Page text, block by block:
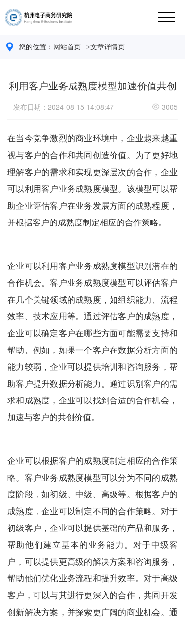
您的位置： 网站首页 >文章详情页
利用客户业务成熟度模型加速价值共创
发布日期：2024-08-15 14:08:47 3005
在当今竞争激烈的商业环境中，企业越来越重
视与客户的合作和共同创造价值。为了更好地
理解客户的需求和实现更深层次的合作，企业
可以利用客户业务成熟度模型。该模型可以帮
助企业评估客户在业务发展方面的成熟程度，
并根据客户的成熟度制定相应的合作策略。
企业可以利用客户业务成熟度模型识别潜在的
合作机会。客户业务成熟度模型可以评估客户
在几个关键领域的成熟度，如组织能力、流程
效率、技术应用等。通过评估客户的成熟度，
企业可以确定客户在哪些方面可能需要支持和
帮助。例如，如果一个客户在数据分析方面的
能力较弱，企业可以提供培训和咨询服务 ，帮
助客户提升数据分析能力。通过识别客户的需
求和成熟度，企业可以找到合适的合作机会，
加速与客户的共创价值。
企业可以根据客户的成熟度制定相应的合作策
略。客户业务成熟度模型可以分为不同的成熟
度阶段，如初级、中级、高级等。根据客户的
成熟度，企业可以制定不同的合作策略。对于
初级客户，企业可以提供基础的产品和服务 ，
帮助他们建立基本的业务能力。对于中级客
户，可以提供更高级的解决方案和咨询服务 ，
帮助他们优化业务流程和提升效率。对于高级
客户，可以与其进行更深入的合作，共同开发
创新解决方案，并探索更广阔的商业机会。通